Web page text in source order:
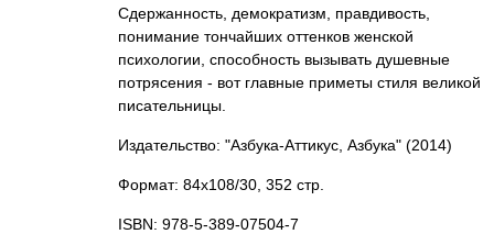
Сдержанность, демократизм, правдивость,
понимание тончайших оттенков женской
психологии, способность вызывать душевные
потрясения - вот главные приметы стиля великой
писательницы.
Издательство: "Азбука-Аттикус, Азбука" (2014)
Формат: 84x108/30, 352 стр.
ISBN: 978-5-389-07504-7